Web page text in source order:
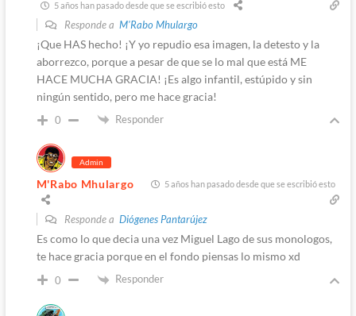
5 años han pasado desde que se escribió esto
Responde a M'Rabo Mhulargo
¡Que HAS hecho! ¡Y yo repudio esa imagen, la detesto y la
aborrezco, porque a pesar de que se lo mal que está ME
HACE MUCHA GRACIA! ¡Es algo infantil, estúpido y sin
ningún sentido, pero me hace gracia!
0 Responder
Admin
M'Rabo Mhulargo 5 años han pasado desde que se escribió esto
Responde a Diógenes Pantarújez
Es como lo que decia una vez Miguel Lago de sus monologos,
te hace gracia porque en el fondo piensas lo mismo xd
0 Responder